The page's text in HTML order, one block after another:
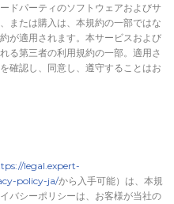
ドパーティのソフトウェアおよびサ
または購入は、本規約の一部ではな
が適用されます。本サービスおよび
る第三者の利用規約の一部。適用さ
確認し、同意し、遵守することはお
legal.expert-
policy-ja/から入手可能）は、本規
バシーポリシーは、お客様が当社の